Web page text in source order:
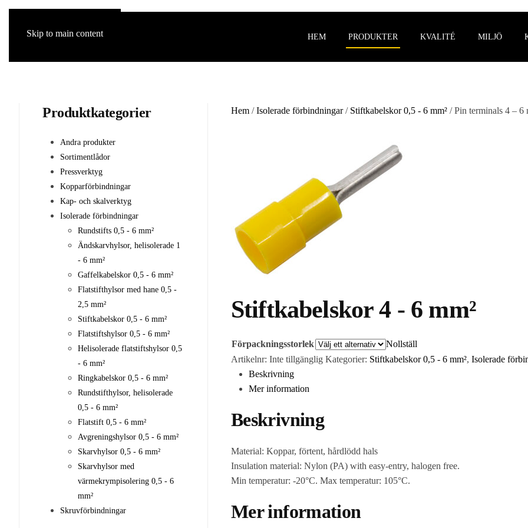
Skip to main content HEM PRODUKTER KVALITÉ MILJÖ
Hem /Isolerade förbindningar/ Stiftkabelskor 0,5 - 6 mm² / Pin terminals 4 – 6
Stiftkabelskor 4 - 6 mm²
Förpackningsstorlek
Nollställ
Artikelnr: Inte tillgänglig Kategorier: Stiftkabelskor 0,5 - 6 mm², Isolerade
Beskrivning
Mer information
Beskrivning
Material: Koppar, förtent, hårdlödd hals
Insulation material: Nylon (PA) with easy-entry, halogen free.
Min temperatur: -20°C. Max temperatur: 105°C.
Mer information
Produktkategorier
Andra produkter
Sortimentlådor
Pressverktyg
Kopparförbindningar
Kap- och skalverktyg
Isolerade förbindningar
Rundstifts 0,5 - 6 mm²
Ändskarvhylsor, helisolerade 1
- 6 mm²
Gaffelkabelskor 0,5 - 6 mm²
Flatstifthylsor med hane 0,5 -
2,5 mm²
Stiftkabelskor 0,5 - 6 mm²
Flatstiftshylsor 0,5 - 6 mm²
Helisolerade flatstiftshylsor 0,5
- 6 mm²
Ringkabelskor 0,5 - 6 mm²
Rundstifthylsor, helisolerade
0,5 - 6 mm²
Flatstift 0,5 - 6 mm²
Avgreningshylsor 0,5 - 6 mm²
Skarvhylsor 0,5 - 6 mm²
Skarvhylsor med
värmekrympisolering 0,5 - 6
mm²
Skruvförbindningar